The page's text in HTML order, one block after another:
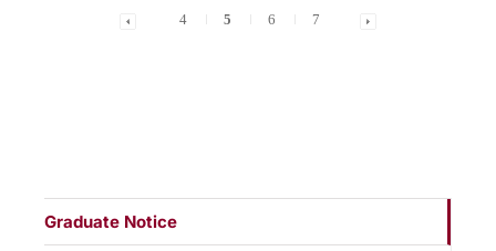
4 5 6 7
Graduate Notice